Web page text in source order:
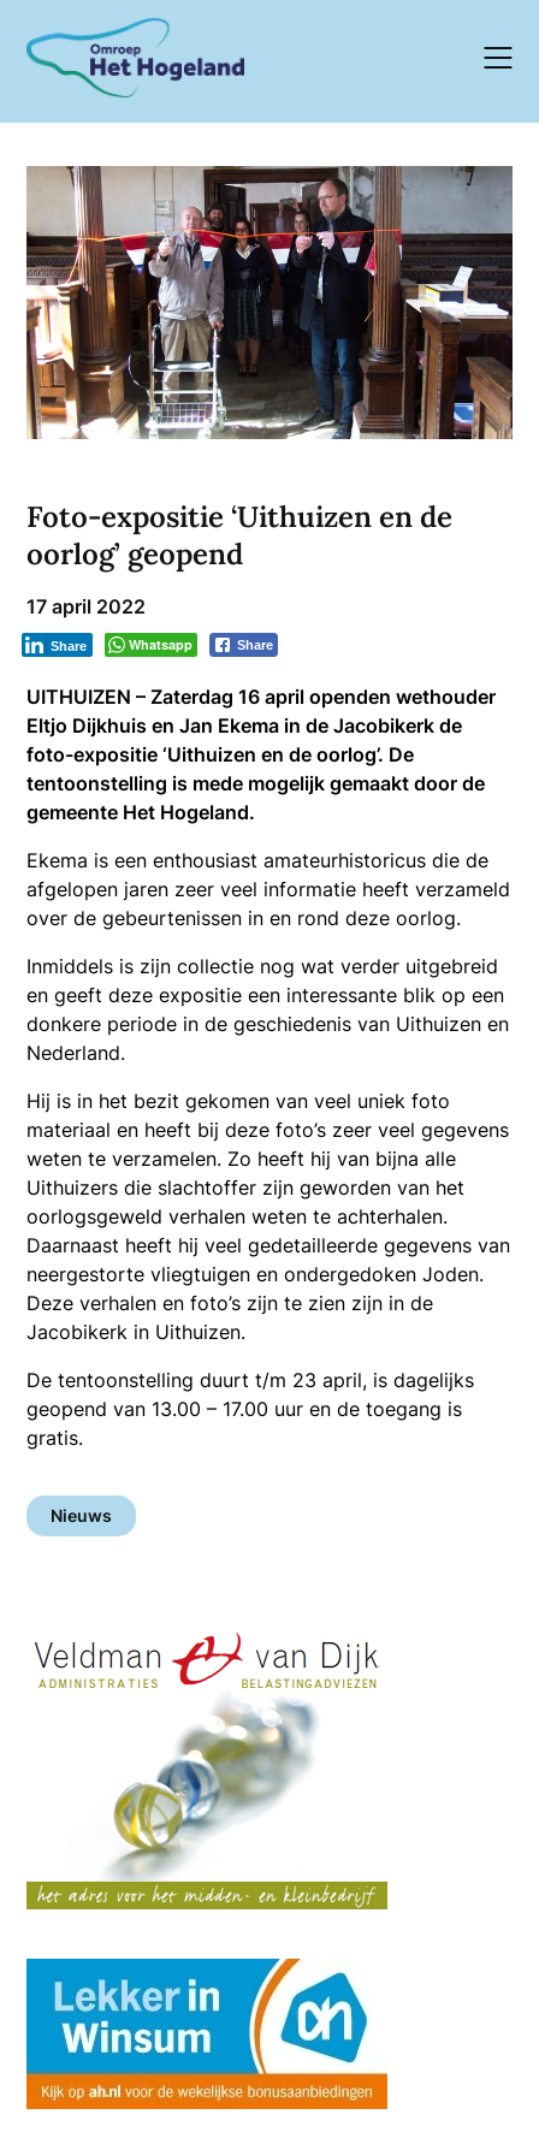
content
Foto-expositie ‘Uithuizen en de
oorlog’ geopend
17 april 2022
Whatsapp Share
Share
UITHUIZEN – Zaterdag 16 april openden wethouder
Eltjo Dijkhuis en Jan Ekema in de Jacobikerk de
foto-expositie ‘Uithuizen en de oorlog’. De
tentoonstelling is mede mogelijk gemaakt door de
gemeente Het Hogeland.
Ekema is een enthousiast amateurhistoricus die de
afgelopen jaren zeer veel informatie heeft verzameld
over de gebeurtenissen in en rond deze oorlog.
Inmiddels is zijn collectie nog wat verder uitgebreid
en geeft deze expositie een interessante blik op een
donkere periode in de geschiedenis van Uithuizen en
Nederland.
Hij is in het bezit gekomen van veel uniek foto
materiaal en heeft bij deze foto’s zeer veel gegevens
weten te verzamelen. Zo heeft hij van bijna alle
Uithuizers die slachtoffer zijn geworden van het
oorlogsgeweld verhalen weten te achterhalen.
Daarnaast heeft hij veel gedetailleerde gegevens van
neergestorte vliegtuigen en ondergedoken Joden.
Deze verhalen en foto’s zijn te zien zijn in de
Jacobikerk in Uithuizen.
De tentoonstelling duurt t/m 23 april, is dagelijks
geopend van 13.00 – 17.00 uur en de toegang is
gratis.
Nieuws